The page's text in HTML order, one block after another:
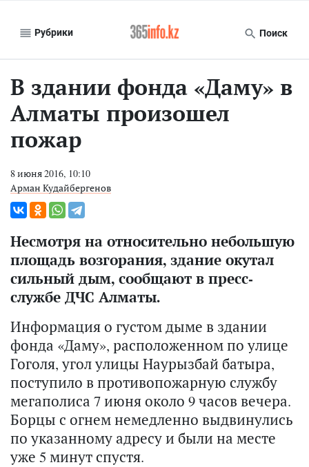
Рубрики Поиск
В здании фонда «Даму» в
Алматы произошел
пожар
8 июня 2016, 10:10
Арман Кудайбергенов
Несмотря на относительно небольшую
площадь возгорания, здание окутал
сильный дым, сообщают в пресс-
службе ДЧС Алматы.
Информация о густом дыме в здании
фонда «Даму», расположенном по улице
Гоголя, угол улицы Наурызбай батыра,
поступило в противопожарную службу
мегаполиса 7 июня около 9 часов вечера.
Борцы с огнем немедленно выдвинулись
по указанному адресу и были на месте
уже 5 минут спустя.